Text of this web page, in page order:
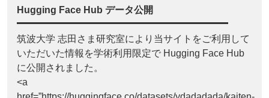
Hugging Face Hub データ公開
筑波大学 志田さま研究室により当サイトをご利用して
いただいた情報を学術利用限定で Hugging Face Hub
に公開されました。
<a